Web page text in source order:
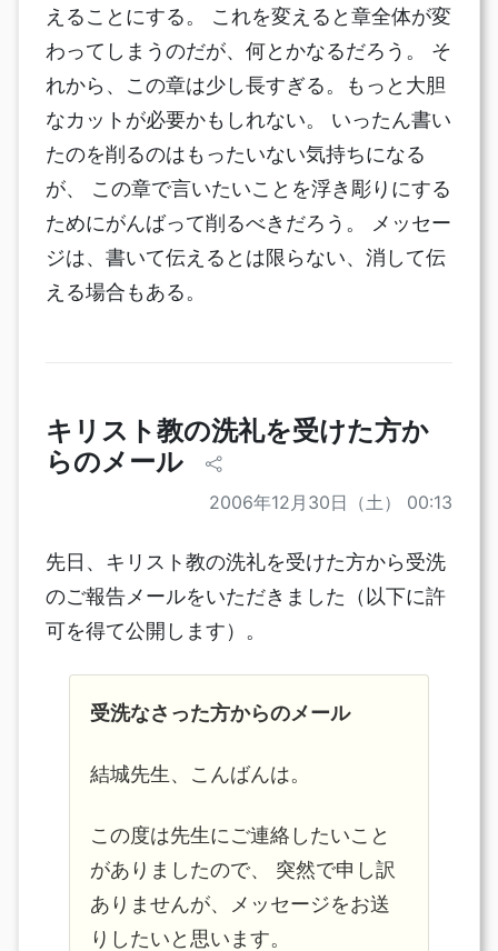
えることにする。 これを変えると章全体が変
わってしまうのだが、何とかなるだろう。 そ
れから、この章は少し長すぎる。もっと大胆
なカットが必要かもしれない。 いったん書い
たのを削るのはもったいない気持ちになる
が、 この章で言いたいことを浮き彫りにする
ためにがんばって削るべきだろう。 メッセー
ジは、書いて伝えるとは限らない、消して伝
える場合もある。
キリスト教の洗礼を受けた方か
らのメール
2006年12月30日（土） 00:13
先日、キリスト教の洗礼を受けた方から受洗
のご報告メールをいただきました（以下に許
可を得て公開します）。
受洗なさった方からのメール
結城先生、こんばんは。
この度は先生にご連絡したいこと
がありましたので、 突然で申し訳
ありませんが、メッセージをお送
りしたいと思います。